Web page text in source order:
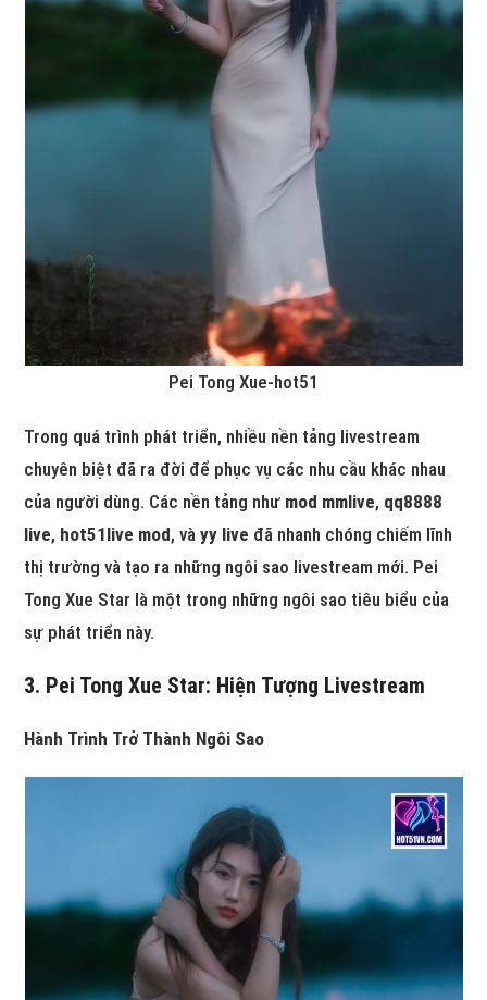
Pei Tong Xue-hot51
Trong quá trình phát triển, nhiều nền tảng livestream
chuyên biệt đã ra đời để phục vụ các nhu cầu khác nhau
của người dùng. Các nền tảng như mod mmlive, qq8888
live, hot51live mod, vàyy live đã nhanh chóng chiếm lĩnh
thị trường và tạo ra những ngôi sao livestream mới. Pei
Tong Xue Star là một trong những ngôi sao tiêu biểu của
sự phát triển này.
3. Pei Tong Xue Star: Hiện Tượng Livestream
Hành Trình Trở Thành Ngôi Sao